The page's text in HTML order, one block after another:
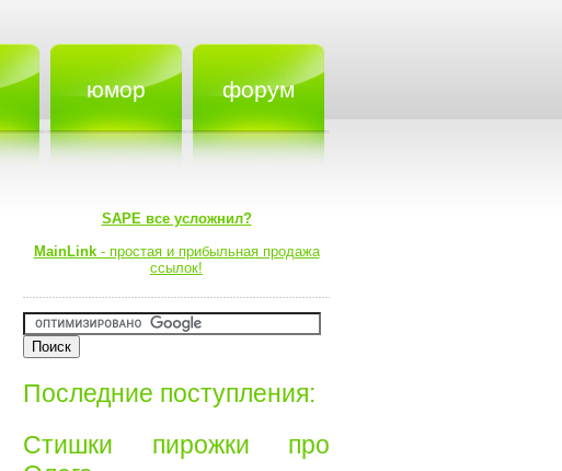
юмор форум
SAPE все усложнил?
MainLink- простая и прибыльная продажа
ссылок!
Последние поступления:
Стишки пирожки про